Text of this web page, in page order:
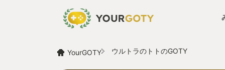
YourGOTY ウルトラのトトのGOTY